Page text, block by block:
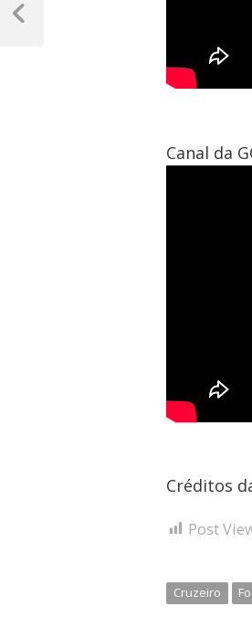
Canal da
Créditos
Post
Cruzeiro
de
Post